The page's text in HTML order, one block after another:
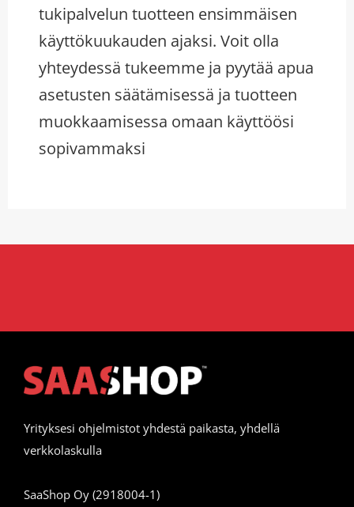
tukipalvelun tuotteen ensimmäisen
käyttökuukauden ajaksi. Voit olla
yhteydessä tukeemme ja pyytää apua
asetusten säätämisessä ja tuotteen
muokkaamisessa omaan käyttöösi
sopivammaksi
Yrityksesi ohjelmistot yhdestä paikasta, yhdellä
verkkolaskulla
SaaShop Oy (2918004-1)